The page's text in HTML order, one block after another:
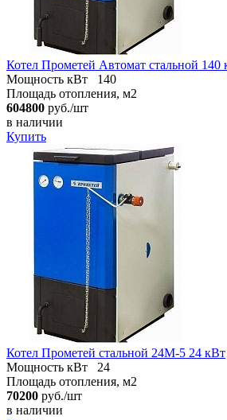
Котел Прометей Автомат стальной 140
Мощность кВт
140
Площадь отопления, м2
604800 руб./шт
в наличии
Купить
Котел Прометей стальной 24М-5 24 кВт
Мощность кВт
24
Площадь отопления, м2
70200 руб./шт
в наличии